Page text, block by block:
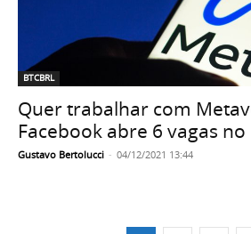
BTCBRL
Quer trabalhar com
Facebook abre 6 vagas no
Gustavo Bertolucci - 04/12/2021 13:44